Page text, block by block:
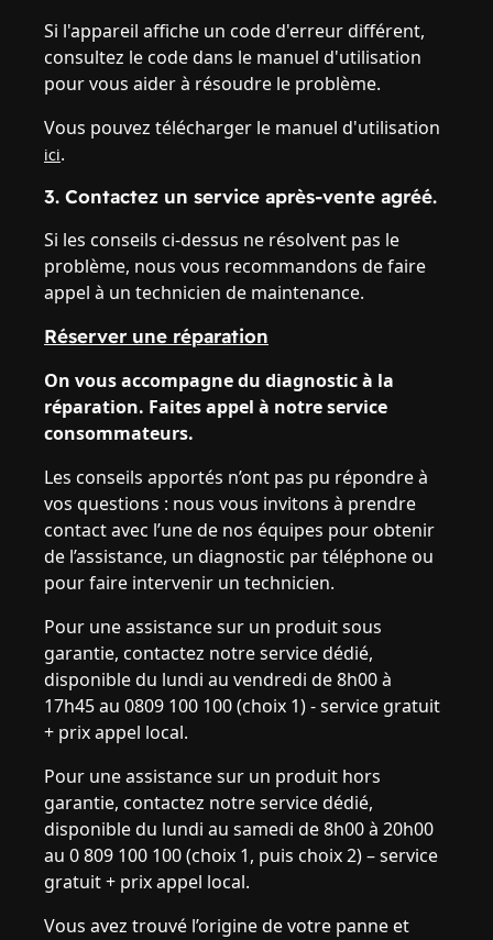
Si l'appareil affiche un code d'erreur différent,
consultez le code dans le manuel d'utilisation
pour vous aider à résoudre le problème.
Vous pouvez télécharger le manuel d'utilisation
ici.
3. Contactez un service après-vente agréé.
Si les conseils ci-dessus ne résolvent pas le
problème, nous vous recommandons de faire
appel à un technicien de maintenance.
Réserver une réparation
On vous accompagne du diagnostic à la
réparation. Faites appel à notre service
consommateurs.
Les conseils apportés n’ont pas pu répondre à
vos questions : nous vous invitons à prendre
contact avec l’une de nos équipes pour obtenir
de l’assistance, un diagnostic par téléphone ou
pour faire intervenir un technicien.
Pour une assistance sur un produit sous
garantie, contactez notre service dédié,
disponible du lundi au vendredi de 8h00 à
17h45 au 0809 100 100 (choix 1) - service gratuit
+ prix appel local.
Pour une assistance sur un produit hors
garantie, contactez notre service dédié,
disponible du lundi au samedi de 8h00 à 20h00
au 0 809 100 100 (choix 1, puis choix 2) – service
gratuit + prix appel local.
Vous avez trouvé l’origine de votre panne et